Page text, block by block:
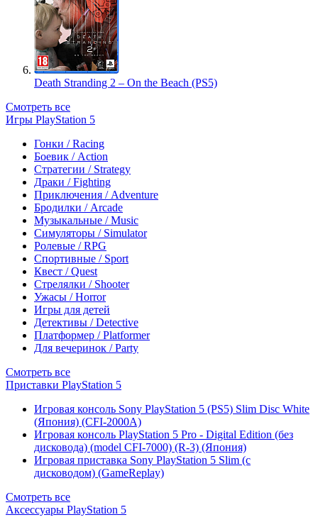
Death Stranding 2 – On the Beach (PS5)
Смотреть все
Игры PlayStation 5
Гонки / Racing
Боевик / Action
Стратегии / Strategy
Драки / Fighting
Приключения / Adventure
Бродилки / Arcade
Музыкальные / Music
Симуляторы / Simulator
Ролевые / RPG
Спортивные / Sport
Квест / Quest
Стрелялки / Shooter
Ужасы / Horror
Игры для детей
Детективы / Detective
Платформер / Platformer
Для вечеринок / Party
Смотреть все
Приставки PlayStation 5
Игровая консоль Sony PlayStation 5 (PS5) Slim Disc White
(Япония) (CFI-2000A)
Игровая консоль PlayStation 5 Pro - Digital Edition (без
дисковода) (model CFI-7000) (R-3) (Япония)
Игровая приставка Sony PlayStation 5 Slim (с
дисководом) (GameReplay)
Смотреть все
Аксессуары PlayStation 5